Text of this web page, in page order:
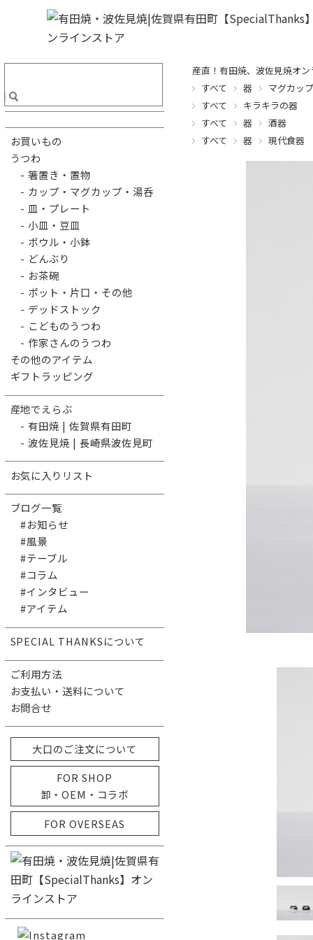
産直！有田焼、波佐見焼オン
すべて
器
マグカッ
すべて
キラキラの器
すべて
器
酒器
すべて
器 現代食器
お買いもの
うつわ
- 箸置き・置物
- カップ・マグカップ・湯呑
- 皿・プレート
- 小皿・豆皿
- ボウル・小鉢
- どんぶり
- お茶碗
- ポット・片口・その他
- デッドストック
- こどものうつわ
- 作家さんのうつわ
その他のアイテム
ギフトラッピング
産地でえらぶ
- 有田焼 | 佐賀県有田町
- 波佐見焼 | 長崎県波佐見町
お気に入りリスト
ブログ一覧
#お知らせ
#風景
#テーブル
#コラム
#インタビュー
#アイテム
SPECIAL THANKSについて
ご利用方法
お支払い・送料について
お問合せ
大口のご注文について
FOR SHOP
卸・OEM・コラボ
FOR OVERSEAS